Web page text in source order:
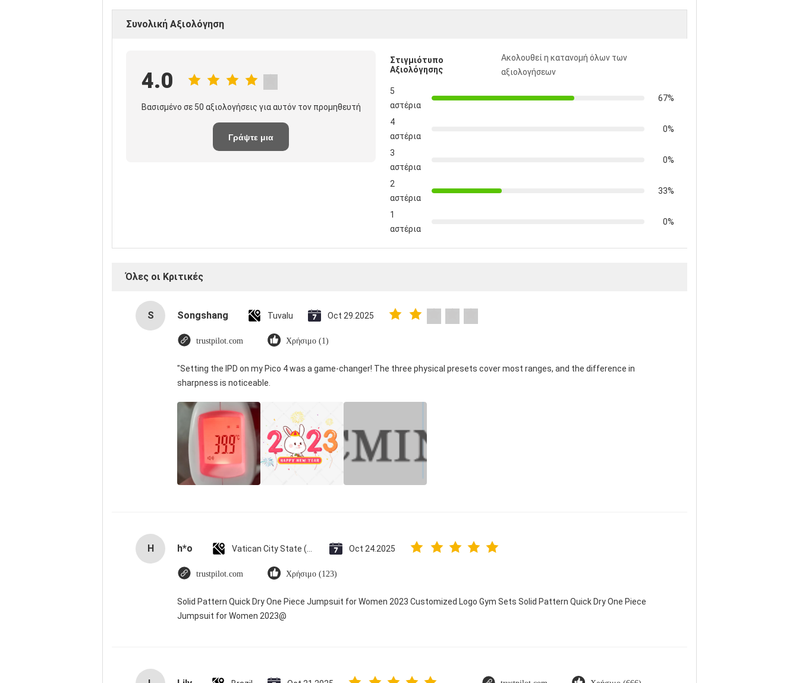
Συνολική Αξιολόγηση
4.0
Βασισμένο σε 50 αξιολογήσεις για αυτόν τον προμηθευτή
Γράψτε μια
Στιγμιότυπο
Αξιολόγησης
Ακολουθεί η κατανομή όλων των
αξιολογήσεων
5
αστέρια
67%
4
αστέρια
0%
3
αστέρια
0%
2
αστέρια
33%
1
αστέρια
0%
Όλες οι Κριτικές
S Songshang Tuvalu Oct 29.2025
trustpilot.com Χρήσιμο (1)
"Setting the IPD on my Pico 4 was a game-changer! The three physical presets cover most ranges, and the difference in
sharpness is noticeable.
H h*o Oct 24.2025
trustpilot.com Χρήσιμο (123)
Solid Pattern Quick Dry One Piece Jumpsuit for Women 2023 Customized Logo Gym Sets Solid Pattern Quick Dry One Piece
Jumpsuit for Women 2023@